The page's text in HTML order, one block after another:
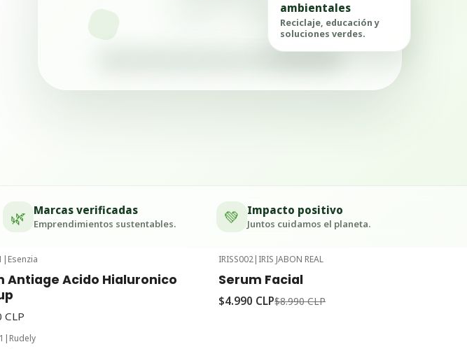
ambientales
Reciclaje, educación y
soluciones verdes.
🌿 Marcas verificadas
Emprendimientos sustentables. 💚 Impacto positivo
Juntos cuidamos el planeta.
| Esenzia
Antiage Acido Hialuronico
CLP
IRISS002| IRIS JABON REAL
Serum Facial
$4.990 CLP$8.990 CLP
| Rudely